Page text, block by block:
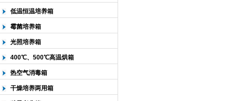
低温恒温培养箱
霉菌培养箱
光照培养箱
400℃、500℃高温烘箱
热空气消毒箱
干燥培养两用箱